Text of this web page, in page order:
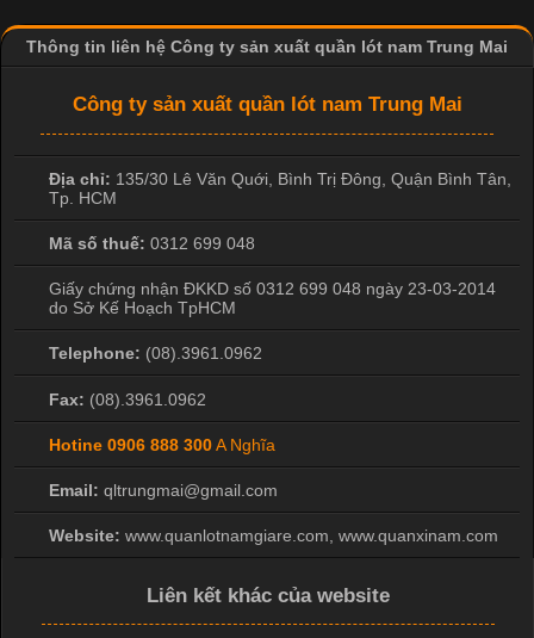
Thông tin liên hệ Công ty sản xuất quần lót nam Trung Mai
Công ty sản xuất quần lót nam Trung Mai
Địa chỉ: 135/30 Lê Văn Quới, Bình Trị Đông Quận Bình Tân
Tp. HCM
Mã số thuế: 0312 699 048
Giấy chứng nhận ĐKKD số 0312 699 048 ngày 23-03-2014
do Sở Kế Hoạch TpHCM
Telephone: (08).3961.0962
Fax: (08).3961.0962
Hotine 0906 888 300A Nghĩa
Email: qltrungmai@gmail.com
Website: www.quanlotnamgiare.com, www.quanxinam.com
Liên kết khác của website